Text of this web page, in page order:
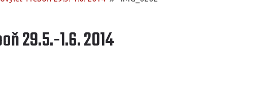
29.5.-1.6. 2014